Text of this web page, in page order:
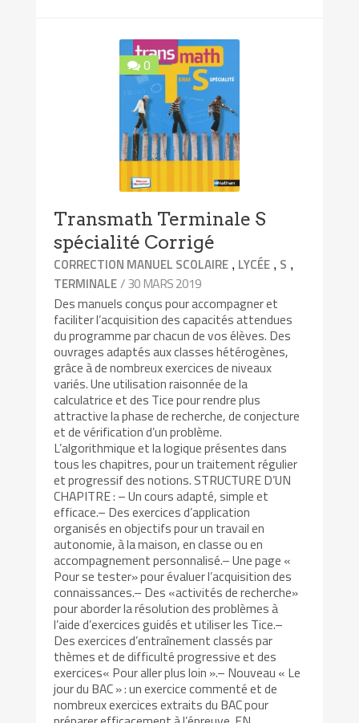
0
Transmath Terminale S
spécialité Corrigé
CORRECTION MANUEL SCOLAIRE , LYCÉE , S ,
TERMINALE/ 30 MARS 2019
Des manuels conçus pour accompagner et
faciliter l’acquisition des capacités attendues
du programme par chacun de vos élèves. Des
ouvrages adaptés aux classes hétérogènes,
grâce à de nombreux exercices de niveaux
variés. Une utilisation raisonnée de la
calculatrice et des Tice pour rendre plus
attractive la phase de recherche, de conjecture
et de vérification d’un problème.
L’algorithmique et la logique présentes dans
tous les chapitres, pour un traitement régulier
et progressif des notions. STRUCTURE D’UN
CHAPITRE : – Un cours adapté, simple et
efficace.– Des exercices d’application
organisés en objectifs pour un travail en
autonomie, à la maison, en classe ou en
accompagnement personnalisé.– Une page «
Pour se tester» pour évaluer l’acquisition des
connaissances.– Des «activités de recherche»
pour aborder la résolution des problèmes à
l’aide d’exercices guidés et utiliser les Tice.–
Des exercices d’entraînement classés par
thèmes et de difficulté progressive et des
exercices« Pour aller plus loin ».– Nouveau « Le
jour du BAC » : un exercice commenté et de
nombreux exercices extraits du BAC pour